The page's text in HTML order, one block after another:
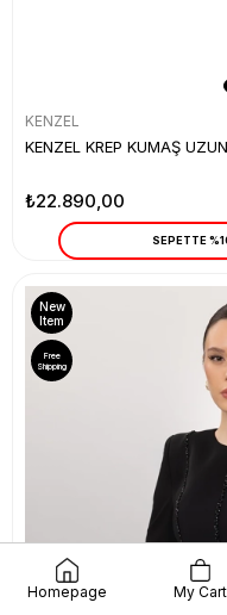
KENZEL
KENZEL KREP KUMAŞ
₺22.890,00
SEPETTE
New
Item
Free
Shipping
Homepage My Cart